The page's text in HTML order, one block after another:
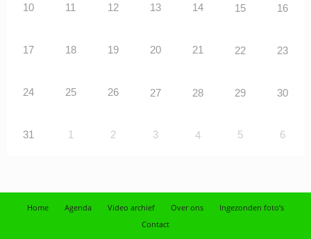
10 11 12 13 14 15 16
17 18 19 20 21 22 23
24 25 26 27 28 29 30
31 1 2 3 4 5 6
Home Agenda Video archief Over ons
Ingezonden foto’s
Contact